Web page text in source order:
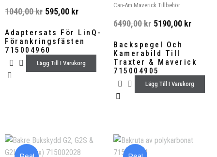
Adaptersats För LinQ-
Förankringsfästen
715004960
1040,00kr 595,00 kr
Lägg Till I Varukorg
Can-Am Maverick Tillbehör
Backspegel Och
Kamerabild Till
Traxter & Maverick
715004905
6490,00kr 5190,00 kr
Lägg Till I Varukorg